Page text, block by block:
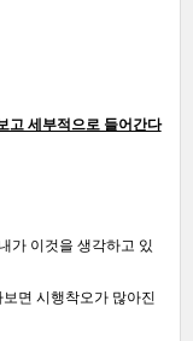
고 세부적으로 들어간다
가 이것을 생각하고 있
면 시행착오가 많아진